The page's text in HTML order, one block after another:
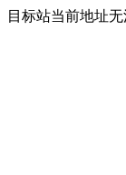
目标站当前地址